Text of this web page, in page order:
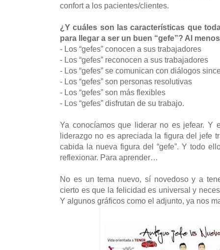
confort a los pacientes/clientes.
¿Y cuáles son las características que
para llegar a ser un buen “gefe”? Al
- Los “gefes” conocen a sus trabajadores
- Los “gefes” reconocen a sus trabajadores
- Los “gefes” se comunican con diálogos
- Los “gefes” son personas resolutivas
- Los “gefes” son más flexibles
- Los “gefes” disfrutan de su trabajo.
Ya conocíamos que liderar no es jefear. Y
liderazgo no es apreciada la figura del jefe
cabida la nueva figura del “gefe”. Y todo
reflexionar. Para aprender…
No es un tema nuevo, sí novedoso y a
cierto es que la felicidad es universal y
Y algunos gráficos como el adjunto, ya nos